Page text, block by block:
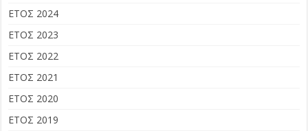
ΕΤΟΣ 2024
ΕΤΟΣ 2023
ΕΤΟΣ 2022
ΕΤΟΣ 2021
ΕΤΟΣ 2020
ΕΤΟΣ 2019